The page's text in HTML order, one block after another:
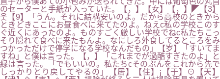
のセーターと手紙が入っていた。【，】【女】【，】◤【3】
웃【9】「うん。それに結構安いのよ。だから高校のときから
ときどきここにお昼食べに来てたのよ。ねえc私の学校このす
ぐ近くにあったのよ。ものすごく厳しい学校でねc私たちこっ
そり隠れて食べに来たもんよ。なにしろ外食してるところをみ
つかっただけで停学になる学校なんだもの」【岁】「すいてま
すね」と僕は言った。【，】「これまでが過酷すぎたのよ」と
緑は言った。「でもいいの。私たちcそのぶんをこれから先で
しっかりとり戻してやるの」【居】【住】¡【于】⊙【天】